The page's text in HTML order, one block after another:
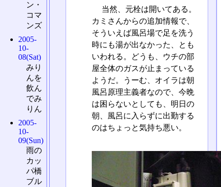
当然、元栓は開いてある。
カミさんからの追加情報で、
そういえば風呂場で足を洗う
時にも湯が出なかった、とも
いわれる。どうも、ウチの部
屋全体のガスが止まっている
ようだ。うーむ、オイラは朝
風呂原理主義者なので、今晩
は困らないとしても、明日の
朝、風呂に入らずに出勤する
のはちょっと気持ち悪い。
ン・
コマ
ンズ
2005-
10-
08(Sat)
みり
んを
飲ん
でみ
りん
2005-
10-
09(Sun)
雨の
カッ
パ橋
ブル